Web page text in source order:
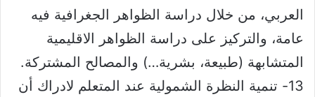
العربي، من خلال دراسة الظواهر الجغرافية فيه
عامة، والتركيز على دراسة الظواهر الاقليمية
المتشابهة (طبيعة، بشرية…) والمصالح المشتركة.
13- تنمية النظرة الشمولية عند المتعلم لادراك أن